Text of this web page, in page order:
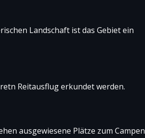
Landschaft ist das Gebiet ein
Reitausflug erkundet werden.
ausgewiesene Plätze zum Campen